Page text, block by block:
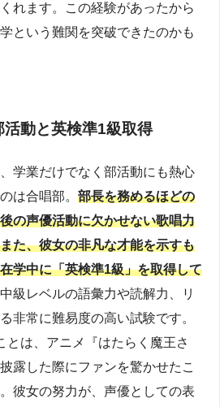
れます。この経験があったから
という難関を突破できたのかも
動と英検準1級取得
学業だけでなく部活動にも熱心
は合唱部。 部長を務めるほどの
の声優活動に欠かせない歌唱力
た、彼女の非凡な才能を示すも
学中に「英検準1級」を取得して
級レベルの語彙力や読解力、リ
非常に難易度の高い試験です。
とは、アニメ『はたらく魔王さ
露した際にファンを驚かせたこ
彼女の努力が、声優としての表